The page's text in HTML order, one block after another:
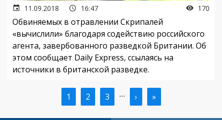
11.09.2018 16:47 170
Обвиняемых в отравлении Скрипалей
«вычислили» благодаря содействию российского
агента, завербованного разведкой Британии. Об
этом сообщает Daily Express, ссылаясь на
источники в британской разведке.
Текущая
страница
1 Страница
2 Страница
3 … Следующая
страница
› Последняя
страница
»